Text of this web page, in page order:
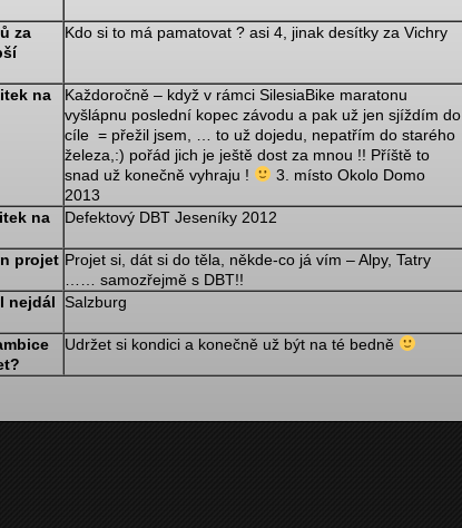
za
Kdo si to má pamatovat ? asi 4, jinak desítky za Vichry
na
Každoročně – když v rámci SilesiaBike maratonu
vyšlápnu poslední kopec závodu a pak už jen sjíždím do
cíle = přežil jsem, … to už dojedu, nepatřím do starého
železa,:) pořád jich je ještě dost za mnou !! Příště to
snad už konečně vyhraju !
3. místo Okolo Domo
2013
na
Defektový DBT Jeseníky 2012
projet Projet si, dát si do těla, někde-co já vím – Alpy, Tatry
…… samozřejmě s DBT!!
nejdál
Salzburg
Udržet si kondici a konečně už být na té bedně